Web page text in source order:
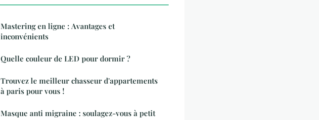
Mastering en ligne : Avantages et
inconvénients
Quelle couleur de LED pour dormir ?
Trouvez le meilleur chasseur d'appartements
à paris pour vous !
Masque anti migraine : soulagez-vous à petit